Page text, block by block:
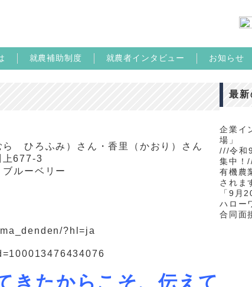
就農補助制度 就農者インタビュー お知らせ
ろふみ）さん・香里（かおり）さん
上677-3
ルーベリー
?hl=ja
きたからこそ、伝えて
最新
企業イ
場」
///令和
集中！
有機農
されま
「9月
ハロー
合同面